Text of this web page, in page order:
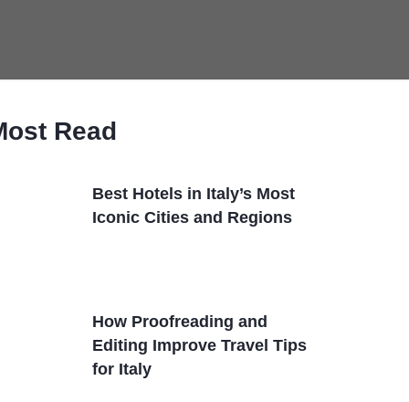
Read
Best Hotels in Italy’s Most
Iconic Cities and Regions
How Proofreading and
Editing Improve Travel Tips
for Italy